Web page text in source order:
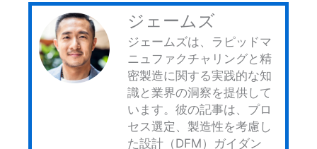
ジェームズ
ジェームズは、ラピッドマ
ニュファクチャリングと精
密製造に関する実践的な知
識と業界の洞察を提供して
います。彼の記事は、プロ
セス選定、製造性を考慮し
た設計（DFM）ガイダン